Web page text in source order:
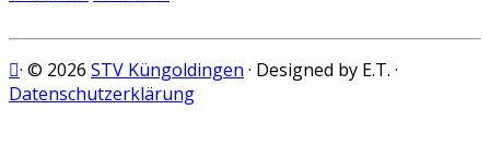
· © 2026 STV Küngoldingen · Designed by E.T. ·
Datenschutzerklärung